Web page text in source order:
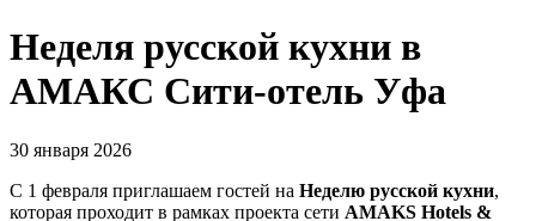
Неделя русской кухни в
АМАКС Сити-отель Уфа
30 января 2026
С 1 февраля приглашаем гостей на Неделю русской кухни,
которая проходит в рамках проекта сети AMAKS Hotels &